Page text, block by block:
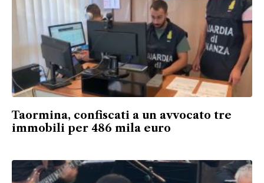
Taormina, confiscati a un avvocato tre
immobili per 486 mila euro